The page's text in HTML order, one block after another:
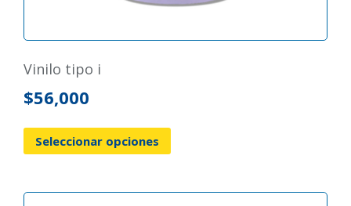
vinilo tipo i
$56,000
Seleccionar opciones